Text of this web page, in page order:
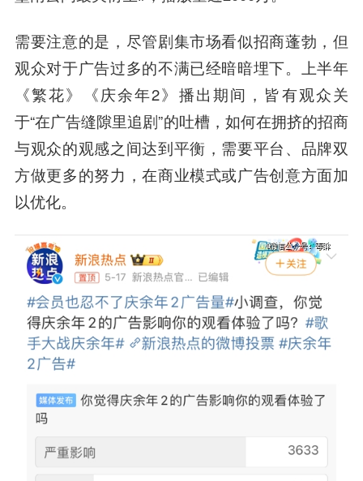
需要注意的是，尽管剧集市场看似招商蓬勃，但
观众对于广告过多的不满已经暗暗埋下。上半年
《繁花》《庆余年2》播出期间，皆有观众关
于“在广告缝隙里追剧”的吐槽，如何在拥挤的招商
与观众的观感之间达到平衡，需要平台、品牌双
方做更多的努力，在商业模式或广告创意方面加
以优化。